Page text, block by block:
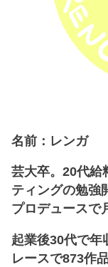
名前：レンガ
芸大卒。20代給
ティングの勉強
プロデュースで
起業後30代で年
レースで873作